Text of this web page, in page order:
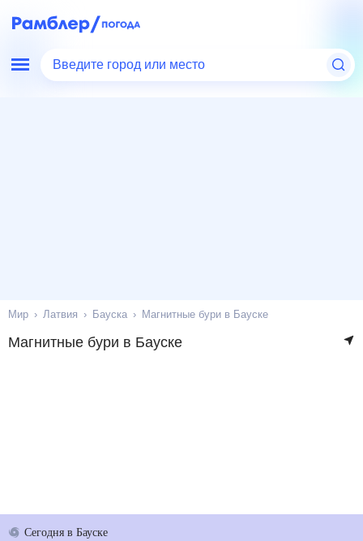
Введите город или место
Мир Латвия Бауска Магнитные бури в Бауске
Магнитные бури в Бауске
Сегодняв Бауске